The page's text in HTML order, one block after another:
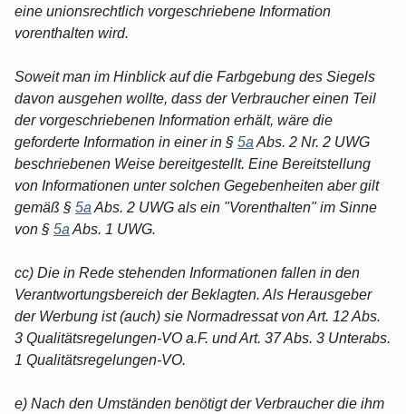
eine unionsrechtlich vorgeschriebene Information
vorenthalten wird.
Soweit man im Hinblick auf die Farbgebung des Siegels
davon ausgehen wollte, dass der Verbraucher einen Teil
der vorgeschriebenen Information erhält, wäre die
geforderte Information in einer in § 5a Abs. 2 Nr. 2 UWG
beschriebenen Weise bereitgestellt. Eine Bereitstellung
von Informationen unter solchen Gegebenheiten aber gilt
gemäß § 5a Abs. 2 UWG als ein "Vorenthalten" im Sinne
von § 5a Abs. 1 UWG.
cc) Die in Rede stehenden Informationen fallen in den
Verantwortungsbereich der Beklagten. Als Herausgeber
der Werbung ist (auch) sie Normadressat von Art. 12 Abs.
3 Qualitätsregelungen-VO a.F. und Art. 37 Abs. 3 Unterabs.
1 Qualitätsregelungen-VO.
e) Nach den Umständen benötigt der Verbraucher die ihm